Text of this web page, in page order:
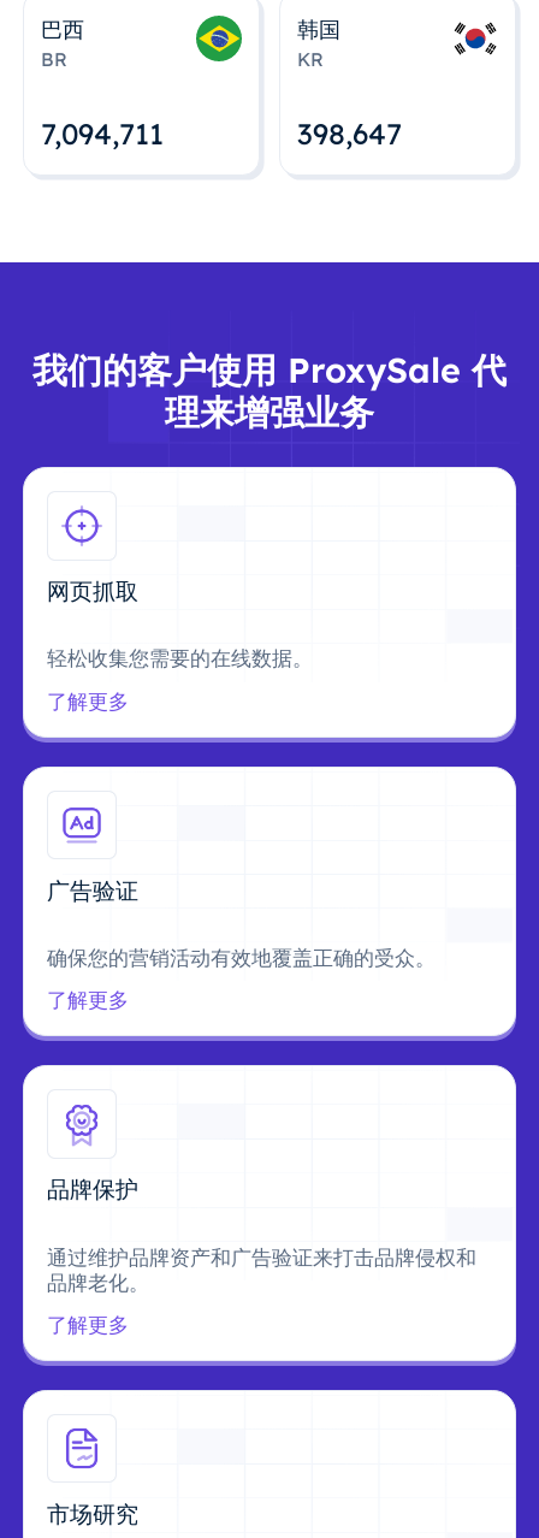
巴西
BR
7,094,712
韩国
KR
398,648
我们的客户使用 ProxySale 代
理来增强业务
网页抓取
轻松收集您需要的在线数据。
了解更多
广告验证
确保您的营销活动有效地覆盖正确的受众。
了解更多
品牌保护
通过维护品牌资产和广告验证来打击品牌侵权和
品牌老化。
了解更多
市场研究